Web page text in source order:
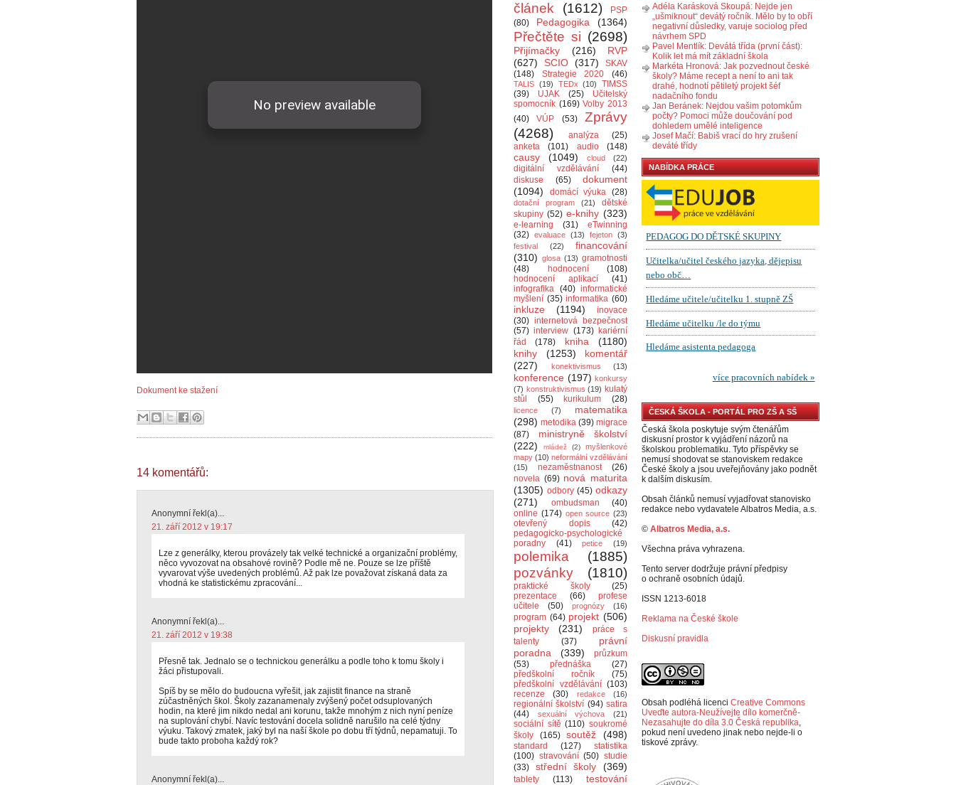
Dokument ke stažení
14 komentářů:
Anonymní řekl(a)...
21. září 2012 v 19:17
Lze z generálky, kterou provázely tak velké technické a organizační problémy,
něco vyvozovat na obsahové rovině? Podle mě ne. Pouze se lze příště
vyvarovat výše uvedených problémů. Až pak lze považovat získaná data za
vhodná ke statistickému zpracování...
Anonymní řekl(a)...
21. září 2012 v 19:38
Přesně tak. Jednalo se o technickou generálku a podle toho k tomu školy i
žáci přistupovali.
Spíš by se mělo do budoucna vyřešit, jak zajistit finance na straně
zúčastněných škol. Školy zazanamenaly zvýšený počet odsuplovaných
hodin, na které jim nikdo nedal ani korunu, takže mnohým z nich nyní peníze
na suplování chybí. Navíc testování docela solidně narušilo na celé týdny
výuku. Takový zmatek, jaký byl na naší škole po dobu tří týdnů, nepamatuji. To
bude takto proboha každý rok?
Anonymní řekl(a)...
článek
(1612)
PSP
(80)
Pedagogika (1364)
Přečtěte si (2698)
Přijímačky (216)
RVP
(627)
SCIO (317)
SKAV
(148)
Strategie 2020 (46)
TALIS (19) TEDx (10)
TIMSS
(39)
UJAK (25)
Učitelský
spomocník (169) Volby 2013
(40)
VÚP (53)
Zprávy
(4268)
analýza
(25)
anketa
(101) audio (148)
causy (1049) cloud (22)
digitální vzdělávání
(44)
diskuse
(65)
dokument
(1094)
domácí výuka (28)
dotační program (21)
dětské
skupiny (52) e-knihy (323)
e-learning (31)
eTwinning
(32) evaluace (13) fejeton (3)
festival
(22)
financování
(310) glosa (13) gramotnosti
(48)
hodnocení
(108)
hodnocení aplikací
(41)
infografika (40) informatické
myšlení (35) informatika (60)
inkluze (1194)
inovace
(30) internetová bezpečnost
(57) interview (173) kariérní
řád
(178) kniha
(1180)
knihy
(1253)
komentář
(227)
konektivismus (13)
konference (197) konkursy
(7) konstruktivismus (19) kulatý
stůl
(55) kurikulum (28)
licence (7)
matematika
(298) metodika (39) migrace
(87)
ministryně školství
(222)
mládež (2)
myšlenkové
mapy (10) neformální vzdělávání
(15)
nezaměstnanost
(26)
novela (69) nová maturita
(1305) odbory (45) odkazy
(271)
ombudsman
(40)
online (174) open source (23)
otevřený dopis
(42)
pedagogicko-psychologické
poradny
(41) petice (19)
polemika
(1885)
pozvánky
(1810)
praktické školy
(25)
prezentace
(66)
profese
učitele
(50) prognózy (16)
program (64) projekt (506)
projekty
(231)
práce s
talenty
(37)
právní
poradna
(339)
průzkum
(53)
přednáška
(27)
předškolní ročník
(75)
předškolní vzdělávání (103)
recenze
(30) redakce (16)
regionální školství (94) satira
(44)
sexuální výchova (21)
sociální sítě (110) soukromé
školy
(165) soutěž (498)
standard (127)
statistika
(100) stravování (50) studie
(33)
střední školy (369)
tablety (113)
testování
Adéla Karásková Skoupá: Nejde jen
„ušmiknout“ devátý ročník. Mělo by to obří
negativní důsledky, varuje sociolog před
návrhem SPD
Pavel Mentlík: Devátá třída (první část):
Kolik let má mít základní škola
Markéta Hronová: Jak pozvednout české
školy? Máme recept a není to ani tak
drahé, hodnotí pětiletý projekt šéf
nadačního fondu
Jan Beránek: Nejdou vašim potomkům
počty? Pomoci může doučování pod
dohledem umělé inteligence
Josef Mačí: Babiš vrací do hry zrušení
deváté třídy
NABÍDKA PRÁCE
ČESKÁ ŠKOLA - PORTÁL PRO ZŠ A SŠ
Česká škola poskytuje svým čtenářům
diskusní prostor k vyjádření názorů na
školskou problematiku. Tyto příspěvky se
nemusí shodovat se stanoviskem redakce
České školy a jsou uveřejňovány jako podnět
k dalším diskusím.
Obsah článků nemusí vyjadřovat stanovisko
redakce nebo vydavatele Albatros Media, a.s.
© Albatros Media, a.s.
Všechna práva vyhrazena.
Tento server dodržuje právní předpisy
o ochraně osobních údajů.
ISSN 1213-6018
Reklama na České škole
Diskusní pravidla
Obsah podléhá licenci Creative Commons
Uveďte autora-Neužívejte dílo komerčně-
Nezasahujte do díla 3.0 Česká republika
pokud není uvedeno jinak nebo nejde-li o
tiskové zprávy.